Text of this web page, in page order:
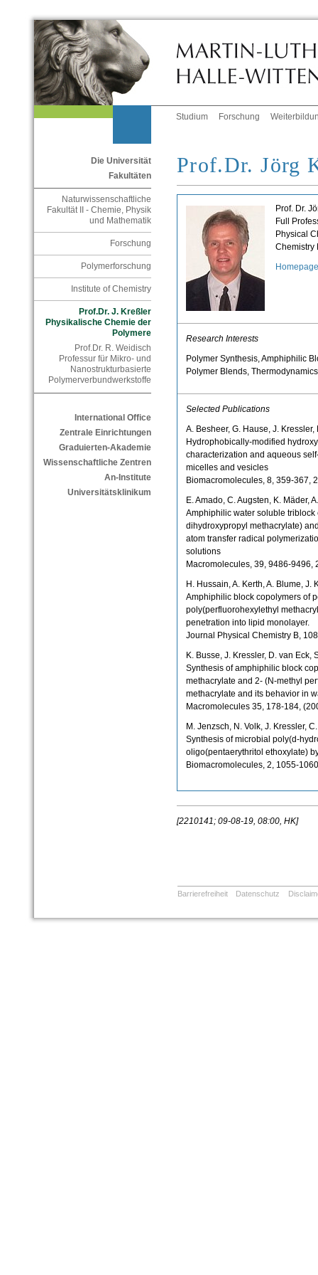
Studium Forschung
Die Universität
Fakultäten
Naturwissenschaftliche
Fakultät II - Chemie, Physik
und Mathematik
Forschung
Polymerforschung
Institute of Chemistry
Prof.Dr. J. Kreßler
Physikalische Chemie der
Polymere
Prof.Dr. R. Weidisch
Professur für Mikro- und
Nanostrukturbasierte
Polymerverbundwerkstoffe
International Office
Zentrale Einrichtungen
Graduierten-Akademie
Wissenschaftliche Zentren
An-Institute
Universitätsklinikum
Prof.Dr. Jörg
Prof. Dr.
Full
Physical
Chemistry
Homepage
Research Interests
Polymer Synthesis, Amphiphilic
Polymer Blends,
Selected Publications
A. Besheer, G. Hause, J. Kressler,
Hydrophobically-modified
characterization and aqueous
micelles and vesicles
Biomacromolecules, 8, 359-367,
E. Amado, C. Augsten, K. Mäder,
Amphiphilic water soluble
dihydroxypropyl methacrylate)
atom transfer radical
solutions
Macromolecules, 39, 9486-9496,
H. Hussain, A. Kerth, A. Blume, J.
Amphiphilic block copolymers of
poly(perfluorohexylethyl
penetration into lipid monolayer.
Journal Physical Chemistry B,
K. Busse, J. Kressler, D. van Eck,
Synthesis of amphiphilic block
methacrylate and 2- (N-methyl
methacrylate and its behavior in
Macromolecules 35, 178-184,
M. Jenzsch, N. Volk, J. Kressler,
Synthesis of microbial poly(d-
oligo(pentaerythritol ethoxylate)
Biomacromolecules, 2, 1055-
[2210141; 09-08-19, 08:00, HK]
Barrierefreiheit Datenschutz